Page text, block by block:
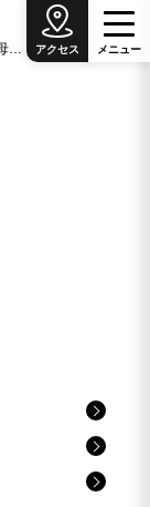
体験者の声 | 武蔵野市 三鷹市 小金井市の足の痛みと外反母趾治療の専門院 メニ ュ ー
アクセス